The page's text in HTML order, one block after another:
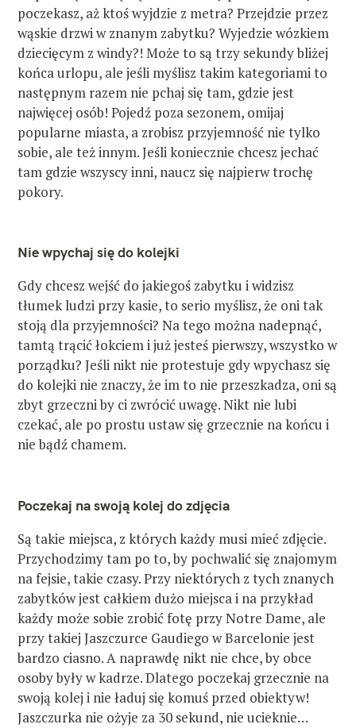
poczekasz, aż ktoś wyjdzie z metra? Przejdzie przez
wąskie drzwi w znanym zabytku? Wyjedzie wózkiem
dziecięcym z windy?! Może to są trzy sekundy bliżej
końca urlopu, ale jeśli myślisz takim kategoriami to
następnym razem nie pchaj się tam, gdzie jest
najwięcej osób! Pojedź poza sezonem, omijaj
popularne miasta, a zrobisz przyjemność nie tylko
sobie, ale też innym. Jeśli koniecznie chcesz jechać
tam gdzie wszyscy inni, naucz się najpierw trochę
pokory.
Nie wpychaj się do kolejki
Gdy chcesz wejść do jakiegoś zabytku i widzisz
tłumek ludzi przy kasie, to serio myślisz, że oni tak
stoją dla przyjemności? Na tego można nadepnąć,
tamtą trącić łokciem i już jesteś pierwszy, wszystko w
porządku? Jeśli nikt nie protestuje gdy wpychasz się
do kolejki nie znaczy, że im to nie przeszkadza, oni są
zbyt grzeczni by ci zwrócić uwagę. Nikt nie lubi
czekać, ale po prostu ustaw się grzecznie na końcu i
nie bądź chamem.
Poczekaj na swoją kolej do zdjęcia
Są takie miejsca, z których każdy musi mieć zdjęcie.
Przychodzimy tam po to, by pochwalić się znajomym
na fejsie, takie czasy. Przy niektórych z tych znanych
zabytków jest całkiem dużo miejsca i na przykład
każdy może sobie zrobić fotę przy Notre Dame, ale
przy takiej Jaszczurce Gaudiego w Barcelonie jest
bardzo ciasno. A naprawdę nikt nie chce, by obce
osoby były w kadrze. Dlatego poczekaj grzecznie na
swoją kolej i nie ładuj się komuś przed obiektyw!
Jaszczurka nie ożyje za 30 sekund, nie ucieknie…